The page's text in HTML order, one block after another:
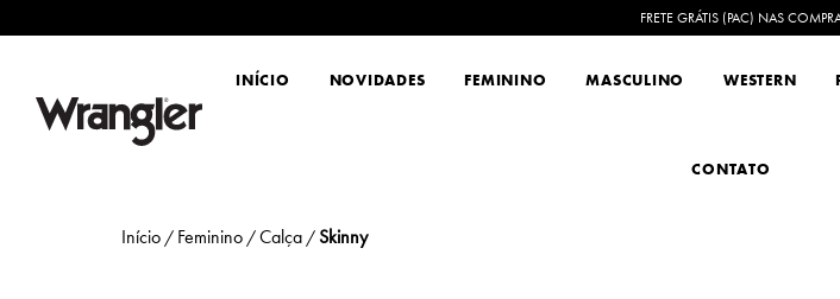
FRETE GRÁTIS (PAC) NAS
INÍCIO NOVIDADES FEMININO MASCULINO WESTERN
CONTATO
Início / Feminino /Calça / Skinny